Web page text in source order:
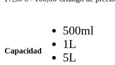
Capacidad
500ml
1L
5L